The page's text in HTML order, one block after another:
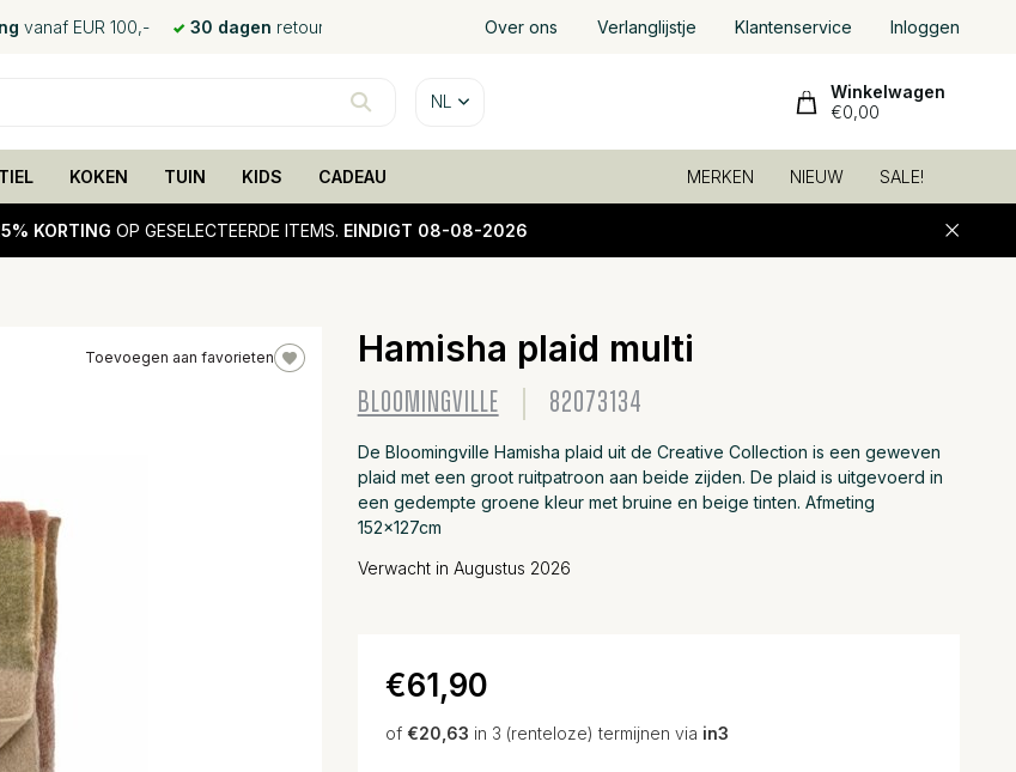
vanaf EUR 100,- 30 dagen retour Over ons Verlanglijstje Klantenservice Inloggen
NL
Winkelwagen
€0,00
KOKEN TUIN KIDS CADEAU MERKEN NIEUW SALE!
KORTING OP GESELECTEERDE ITEMS. EINDIGT 08-08-2026
Toevoegen aan favorieten Hamisha plaid multi
BLOOMINGVILLE 82073134
De Bloomingville Hamisha plaid uit de Creative Collection is een geweven
plaid met een groot ruitpatroon aan beide zijden. De plaid is uitgevoerd in
een gedempte groene kleur met bruine en beige tinten. Afmeting
152x127cm
Verwacht in Augustus 2026
€61,90
of €20,63 in 3 (renteloze) termijnen via in3